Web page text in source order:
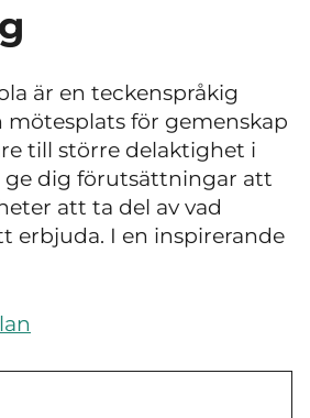
är en teckenspråkig
mötesplats för gemenskap
till större delaktighet i
ge dig förutsättningar att
att ta del av vad
erbjuda. I en inspirerande